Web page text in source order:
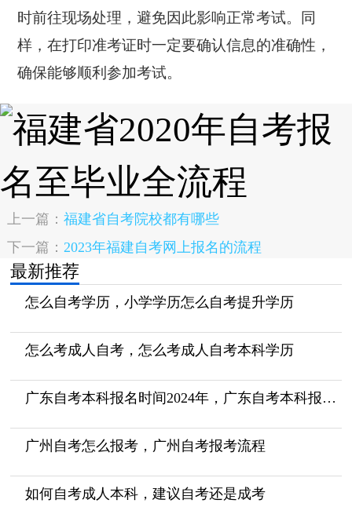
时前往现场处理，避免因此影响正常考试。同
样，在打印准考证时一定要确认信息的准确性，
确保能够顺利参加考试。
上一篇：福建省自考院校都有哪些
下一篇：2023年福建自考网上报名的流程
最新推荐
怎么自考学历，小学学历怎么自考提升学历
怎么考成人自考，怎么考成人自考本科学历
广东自考本科报名时间2024年，广东自考本科报名时间2024年4月
广州自考怎么报考，广州自考报考流程
如何自考成人本科，建议自考还是成考